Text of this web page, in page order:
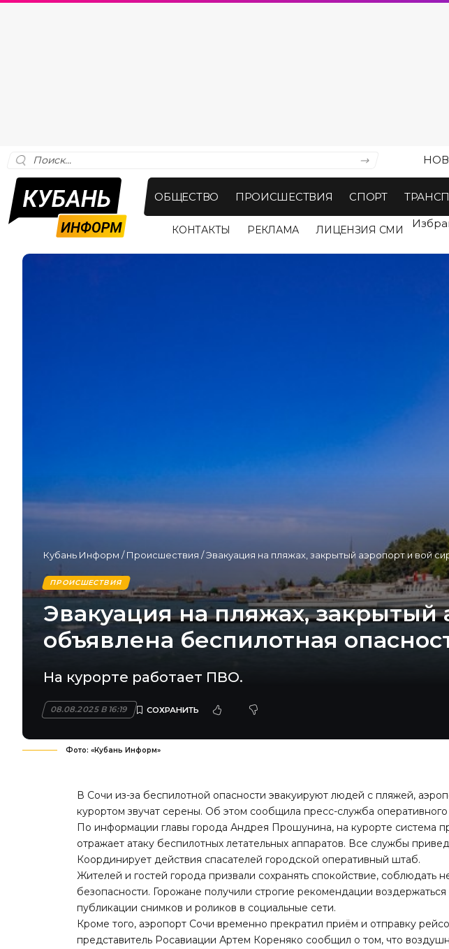
ОБЩЕСТВО ПРОИСШЕСТВИЯ СПОРТ
КОНТАКТЫ РЕКЛАМА ЛИЦЕНЗИЯ СМИ
Кубань Информ /Происшествия /Эвакуация на пляжах, закрытый аэропорт и вой
ПРОИСШЕСТВИЯ
Эвакуация на пляжах, закрытый
объявлена беспилотная
На курорте работает ПВО.
08.08.2025 В 16:19
Фото: «Кубань Информ»
В Сочи из-за беспилотной опасности эвакуируют людей с пляжей,
курортом звучат серены. Об этом сообщила пресс-служба
По информации главы города Андрея Прошунина, на курорте система
отражает атаку беспилотных летательных аппаратов. Все службы
Координирует действия спасателей городской оперативный штаб.
Жителей и гостей города призвали сохранять спокойствие, соблюдать
безопасности. Горожане получили строгие рекомендации
публикации снимков и роликов в социальные сети.
Кроме того, аэропорт Сочи временно прекратил приём и отправку
представитель Росавиации Артем Кореняко сообщил о том, что